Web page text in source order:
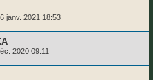
janv. 2021 18:53
2020 09:11